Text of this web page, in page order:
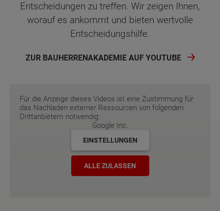
Entscheidungen zu treffen. Wir zeigen Ihnen,
worauf es ankommt und bieten wertvolle
Entscheidungshilfe.
ZUR BAUHERRENAKADEMIE AUF YOUTUBE
Für die Anzeige dieses Videos ist eine Zustimmung für
das Nachladen externer Ressourcen von folgenden
Drittanbietern notwendig:
Google Inc.
EINSTELLUNGEN
ALLE ZULASSEN